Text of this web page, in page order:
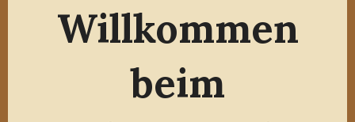
Willkommen
beim